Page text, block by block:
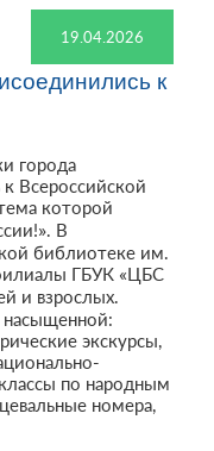
19.04.2026
к
города
Всероссийской
которой
В
библиотеке им.
ГБУК «ЦБС
и взрослых.
экскурсы,
по народным
номера,